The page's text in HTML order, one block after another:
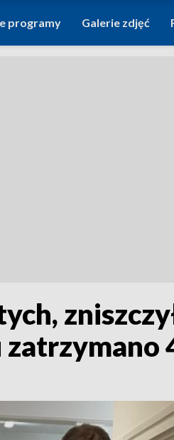
programy Galerie zdjęć